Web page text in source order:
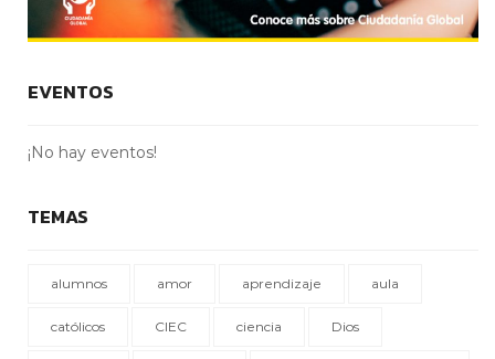
EVENTOS
¡No hay eventos!
TEMAS
alumnos amor aprendizaje aula
católicos CIEC ciencia Dios